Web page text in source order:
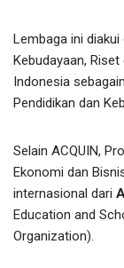
Lembaga ini
Kebudayaan,
Indonesia
Pendidikan dan
Selain ACQUIN,
Ekonomi dan
internasional dari
Education and
Organization).